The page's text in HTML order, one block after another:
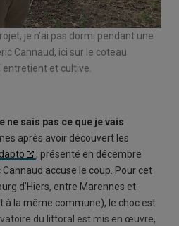
je n’ai pas dormi pendant une
Cannaud, ici sur le coteau
entretient et cultive.
ne sais pas ce que je vais
après avoir découvert les
, présenté en décembre
accuse le coup. Pour cet
d’Hiers, entre Marennes et
à la même commune), le choc est
du littoral est mis en œuvre,